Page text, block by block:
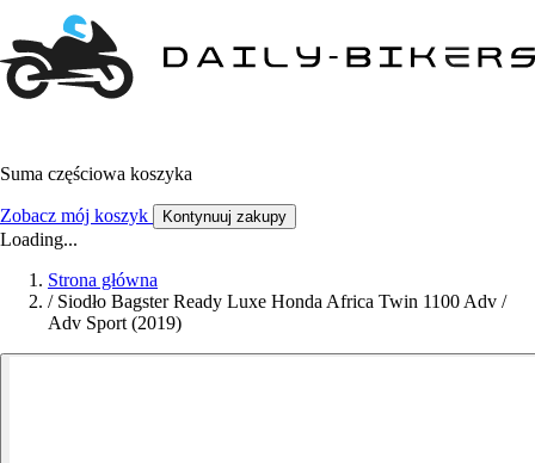
Suma częściowa koszyka
Zobacz mój koszyk Kontynuuj zakupy
Loading...
Strona główna
/ Siodło Bagster Ready Luxe Honda Africa Twin 1100 Adv /
Adv Sport (2019)